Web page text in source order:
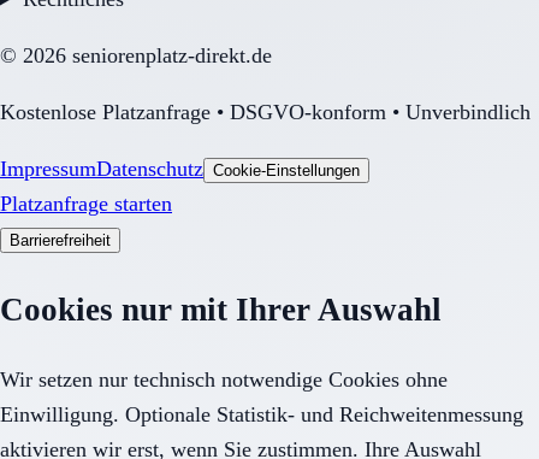
© 2026 seniorenplatz-direkt.de
Kostenlose Platzanfrage • DSGVO-konform • Unverbindlich
ImpressumDatenschutz Cookie-Einstellungen
Platzanfrage starten
Barrierefreiheit
Cookies nur mit Ihrer Auswahl
Wir setzen nur technisch notwendige Cookies ohne
Einwilligung. Optionale Statistik- und Reichweitenmessung
aktivieren wir erst, wenn Sie zustimmen. Ihre Auswahl